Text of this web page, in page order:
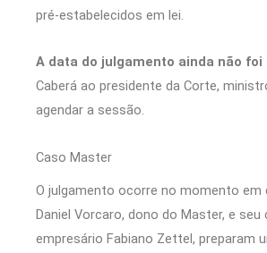
pré-estabelecidos em lei.
A data do julgamento ainda não foi
Caberá ao presidente da Corte,
agendar a sessão.
Caso Master
O julgamento ocorre no momento em
Daniel Vorcaro, dono do Master, e seu
empresário Fabiano Zettel, preparam